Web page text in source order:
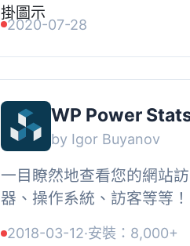
形式呈現。, 這個外掛的關
曆。, 這個外掛提供以下主
2020-07-28
WP Power
by Igor Buyanov
一目瞭然地查看您的網站
器、操作系統、訪客等等
2018-03-12·安裝：8,000+